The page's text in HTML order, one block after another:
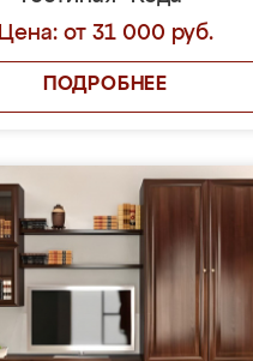
Цена: от 31 000 руб.
ПОДРОБНЕЕ